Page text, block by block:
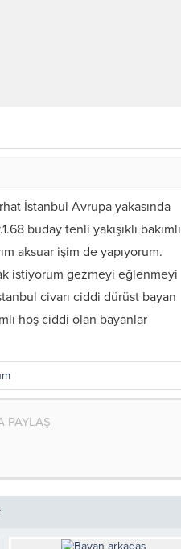
İstanbul Avrupa yakasında
buday tenli yakışıklı bakımlı
aksuar işim de yapıyorum.
istiyorum gezmeyi eğlenmeyi
civarı ciddi dürüst bayan
hoş ciddi olan bayanlar
PAYLAŞ